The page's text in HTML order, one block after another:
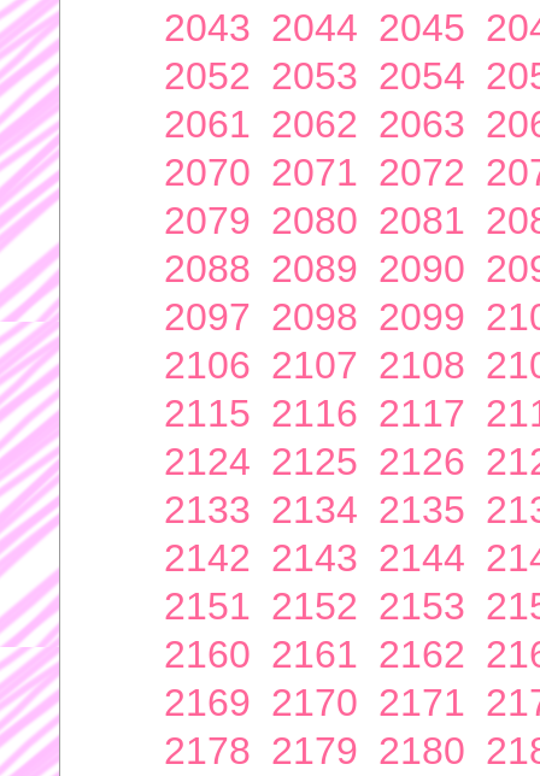
2043 2044 2045
2052 2053 2054
2061 2062 2063
2070 2071 2072
2079 2080 2081
2088 2089 2090
2097 2098 2099
2106 2107 2108
2115 2116 2117
2124 2125 2126
2133 2134 2135
2142 2143 2144
2151 2152 2153
2160 2161 2162
2169 2170 2171
2178 2179 2180